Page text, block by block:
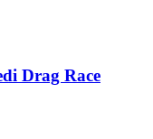
Drag Race